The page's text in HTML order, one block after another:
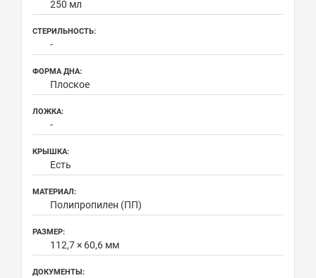
250 мл
СТЕРИЛЬНОСТЬ:
-
ФОРМА ДНА:
Плоское
ЛОЖКА:
-
КРЫШКА:
Есть
МАТЕРИАЛ:
Полипропилен (ПП)
РАЗМЕР:
112,7 × 60,6 мм
ДОКУМЕНТЫ: